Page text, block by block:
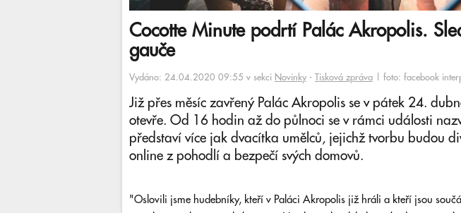
Cocotte Minute podrtí Palác Akropolis.
gauče
Vydáno: 24.04.2020 09:55 v sekci Novinky - Tisková zpráva | foto: facebook
Již přes měsíc zavřený Palác Akropolis se v pátek 24.
otevře. Od 16 hodin až do půlnoci se v rámci události
představí více jak dvacítka umělců, jejichž tvorbu budou
online z pohodlí a bezpečí svých domovů.
"Oslovili jsme hudebníky, kteří v Paláci Akropolis již hráli a kteří jsou